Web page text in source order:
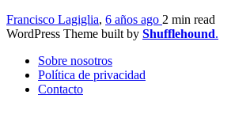
Francisco Lagiglia, 6 años ago 2 min read
WordPress Theme built by Shufflehound.
Sobre nosotros
Política de privacidad
Contacto